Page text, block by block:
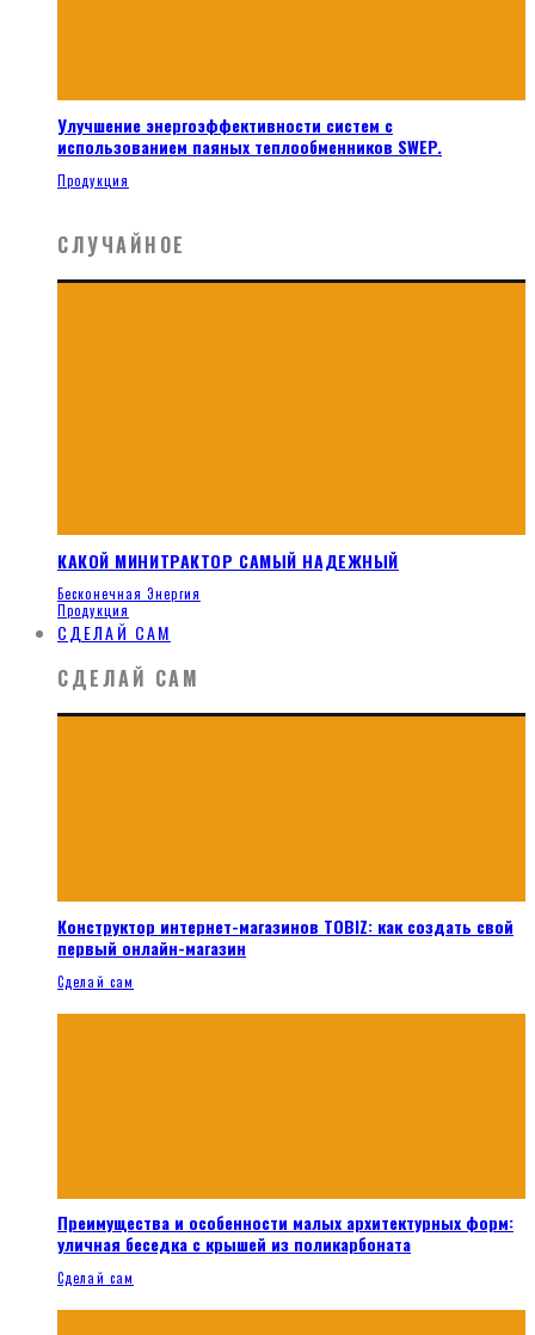
Улучшение энергоэффективности систем с
использованием паяных теплообменников SWEP.
Продукция
СЛУЧАЙНОЕ
КАКОЙ МИНИТРАКТОР САМЫЙ НАДЕЖНЫЙ
Бесконечная Энергия
Продукция
СДЕЛАЙ САМ
СДЕЛАЙ САМ
Конструктор интернет-магазинов TOBIZ: как создать свой
первый онлайн-магазин
Сделай сам
Преимущества и особенности малых архитектурных форм:
уличная беседка с крышей из поликарбоната
Сделай сам